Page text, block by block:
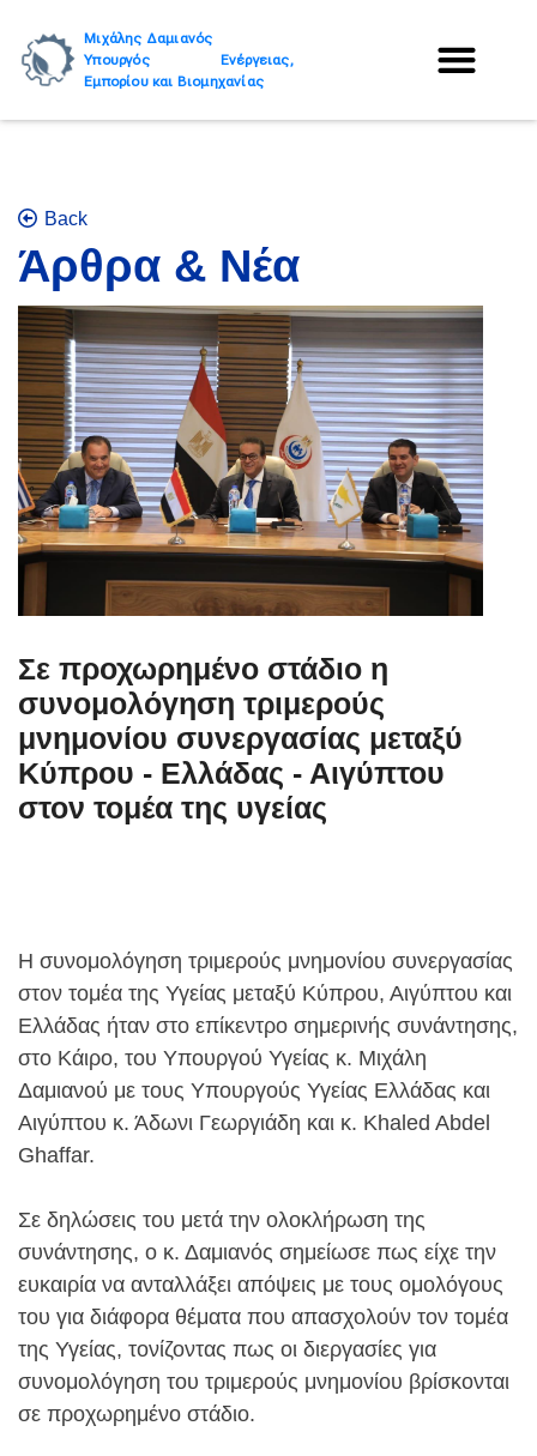
Μιχάλης Δαμιανός
Υπουργός Ενέργειας,
Εμπορίου και Βιομηχανίας
Back
Άρθρα & Νέα
Σε προχωρημένο στάδιο η
συνομολόγηση τριμερούς
μνημονίου συνεργασίας μεταξύ
Κύπρου - Ελλάδας - Αιγύπτου
στον τομέα της υγείας
Η συνομολόγηση τριμερούς μνημονίου συνεργασίας
στον τομέα της Υγείας μεταξύ Κύπρου, Αιγύπτου και
Ελλάδας ήταν στο επίκεντρο σημερινής συνάντησης,
στο Κάιρο, του Υπουργού Υγείας κ. Μιχάλη
Δαμιανού με τους Υπουργούς Υγείας Ελλάδας και
Αιγύπτου κ. Άδωνι Γεωργιάδη και κ. Khaled Abdel
Ghaffar.
Σε δηλώσεις του μετά την ολοκλήρωση της
συνάντησης, ο κ. Δαμιανός σημείωσε πως είχε την
ευκαιρία να ανταλλάξει απόψεις με τους ομολόγους
του για διάφορα θέματα που απασχολούν τον τομέα
της Υγείας, τονίζοντας πως οι διεργασίες για
συνομολόγηση του τριμερούς μνημονίου βρίσκονται
σε προχωρημένο στάδιο.